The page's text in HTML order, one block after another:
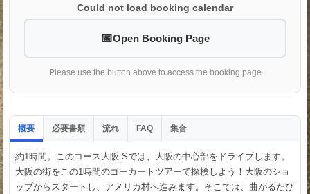
Could not load booking calendar
Open Booking Page
Please use the button above to access the booking page
概要 必要書類 流れ FAQ 集合
約1時間。このコース大阪-Sでは、大阪の中心部をドライブします。
大阪の街をこの1時間のゴーカートツアーで探検しよう！大阪のショ
ップからスタートし、アメリカ村へ進みます。そこでは、曲がるたび